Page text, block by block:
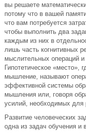
вы решаете
потому что в вашей
что вам потребуется
чтобы выполнить два
каждым из них в
лишь часть когнитивных
мыслительных операций и
Гипотетическое «место»,
мышление, называют
эффективной системы
мышления или, говоря
усилий, необходимых для
Развитие человеческих
одна из задач обучения и